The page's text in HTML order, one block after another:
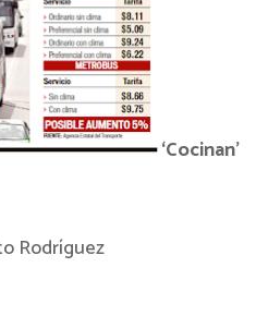
‘Cocinan’
Rodríguez